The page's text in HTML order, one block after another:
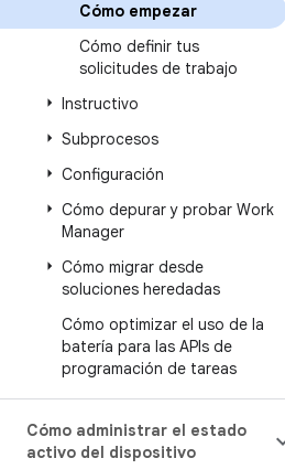
Cómo empezar
Cómo definir tus
solicitudes de trabajo
Instructivo
Subprocesos
Configuración
Cómo depurar y probar Work
Manager
Cómo migrar desde
soluciones heredadas
Cómo optimizar el uso de la
batería para las APIs de
programación de tareas
Cómo administrar el estado
activo del dispositivo